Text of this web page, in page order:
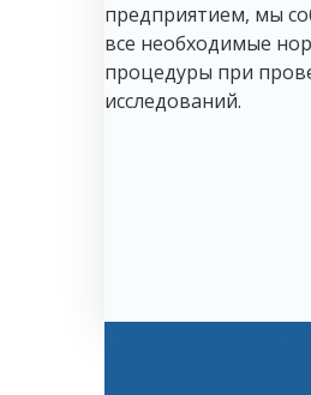
предприятием, мы
все необходимые
процедуры при
исследований.